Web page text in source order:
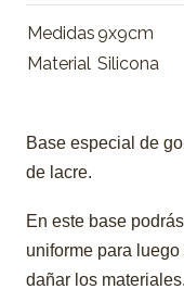
Medidas 9x9cm
Material Silicona
Base especial de
de lacre.
En este base
uniforme para
dañar los materiales.